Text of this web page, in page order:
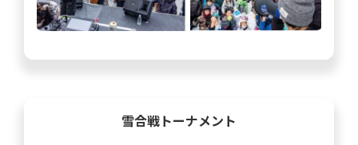
雪合戦トーナメント